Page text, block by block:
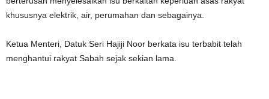
khususnya elektrik, air, perumahan dan sebagainya.
Ketua Menteri, Datuk Seri Hajiji Noor berkata isu terbabit telah
menghantui rakyat Sabah sejak sekian lama.